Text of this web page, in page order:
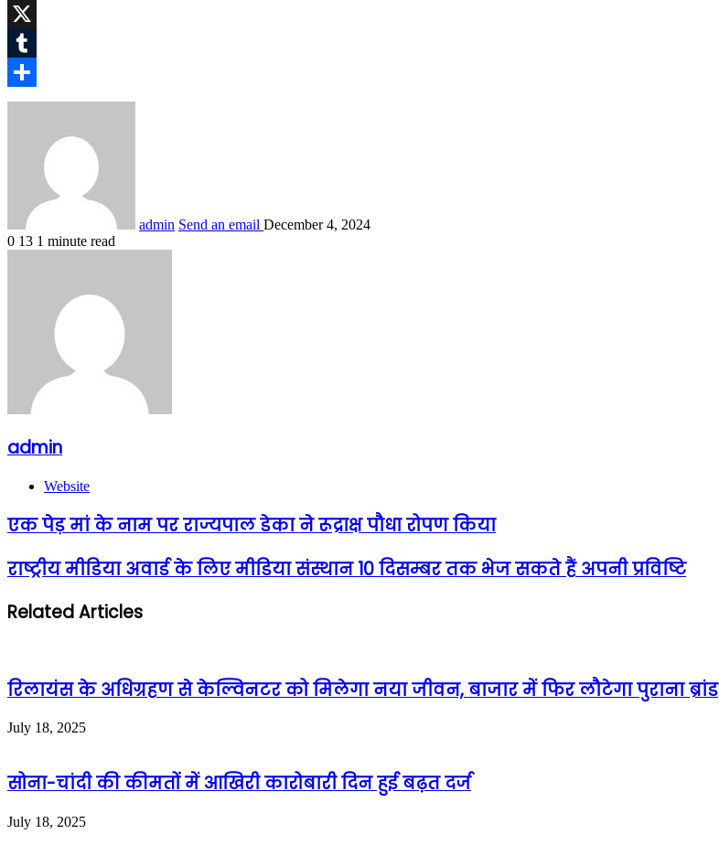
WhatsApp
X
Tumblr
Share
admin Send an email December 4, 2024
0 13 1 minute read
admin
Website
एक पेड़ मां के नाम पर राज्यपाल डेका ने रूद्राक्ष पौधा रोपण किया
राष्ट्रीय मीडिया अवार्ड के लिए मीडिया संस्थान 10 दिसम्बर तक भेज सकते हैं अपनी प्रविष्टि
Related Articles
रिलायंस के अधिग्रहण से केल्विनटर को मिलेगा नया जीवन, बाजार में फिर लौटेगा पुराना ब्रांड
July 18, 2025
सोना-चांदी की कीमतों में आखिरी कारोबारी दिन हुई बढ़त दर्ज
July 18, 2025